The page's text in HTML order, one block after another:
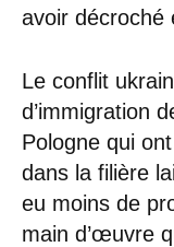
avoir décroché
Le conflit
d’immigration
Pologne qui
dans la filière
eu moins de
main d’œuvre